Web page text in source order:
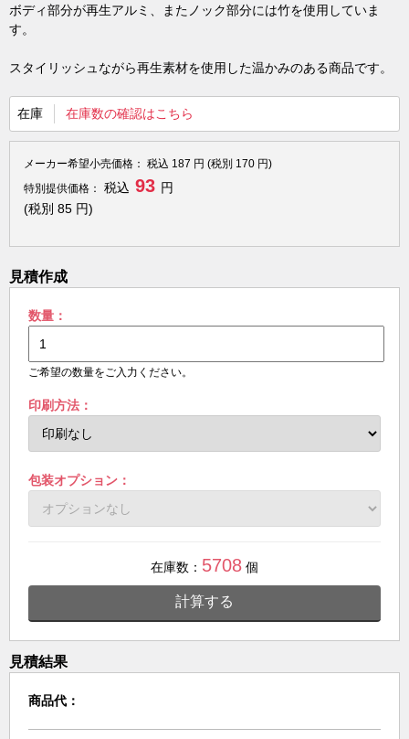
ボディ部分が再生アルミ、またノック部分には竹を使用していま
す。
スタイリッシュながら再生素材を使用した温かみのある商品です。
在庫 在庫数の確認はこちら
メーカー希望小売価格： 税込 187 円 (税別 170 円)
特別提供価格：
税込 93 円
(税別 85 円)
見積作成
数量：
ご希望の数量をご入力ください。
印刷方法：
包装オプション：
在庫数： 5708 個
計算する
見積結果
商品代：